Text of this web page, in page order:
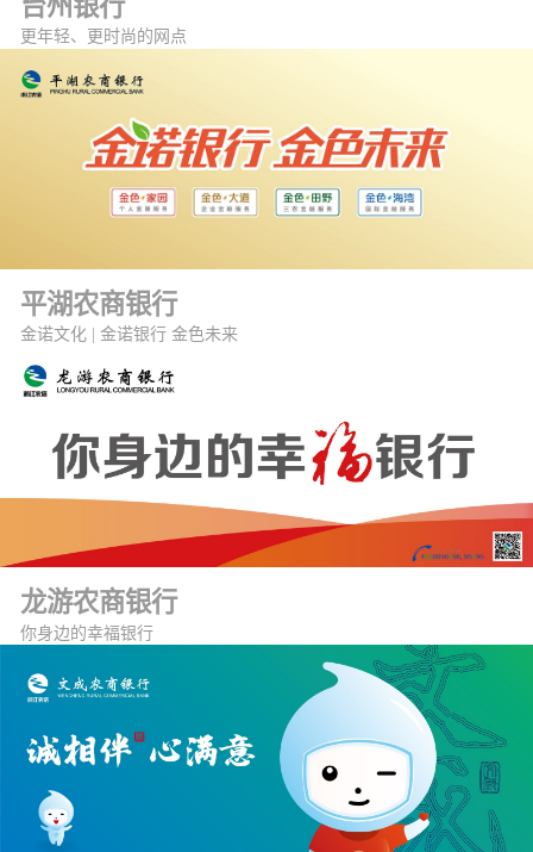
台州银行
更年轻、更时尚的网点
平湖农商银行
金诺文化 | 金诺银行 金色未来
龙游农商银行
你身边的幸福银行